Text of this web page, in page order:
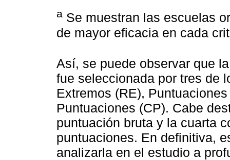
a Se muestran las escuelas
de mayor eficacia en cada
Así, se puede observar que
fue seleccionada por tres de
Extremos (RE),
Puntuaciones (CP). Cabe
puntuación bruta y la cuarta
puntuaciones. En definitiva,
analizarla en el estudio a